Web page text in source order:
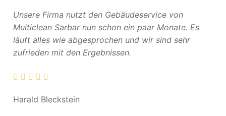
Unsere Firma nutzt den Gebäudeservice von
Multiclean Sarbar nun schon ein paar Monate. Es
läuft alles wie abgesprochen und wir sind sehr
zufrieden mit den Ergebnissen.
Harald Bleckstein